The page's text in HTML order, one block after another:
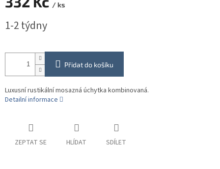
/ ks
cena:
1-2 týdny
Přidat do košíku
Luxusní rustikální mosazná úchytka kombinovaná.
Detailní informace
ZEPTAT SE HLÍDAT SDÍLET